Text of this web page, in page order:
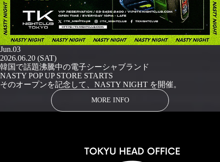
Jun.03
2026.06.20 (SAT)
韓国で話題沸騰中の電子シーシャブランド
NASTY POP UP STORE STARTS
そのオープンを記念して、NASTY NIGHT を開催。
MORE INFO